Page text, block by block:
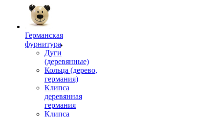
Германская
фурнитура
Дуги
(деревянные)
Кольца (дерево,
германия)
Клипса
деревянная
германия
Клипса